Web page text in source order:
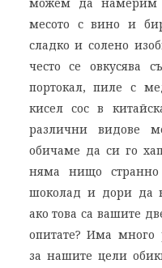
месото с вино и
сладко и солено
често се овкусява
портокал, пиле с
кисел сос в
различни видове
обичаме да си го
няма нищо
шоколад и дори да
ако това са вашите
опитате? Има много
за нашите цели